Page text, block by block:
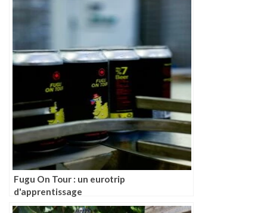
Fugu On Tour : un eurotrip
d'apprentissage